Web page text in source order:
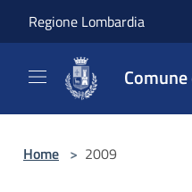
Regione Lombardia
Home > 2009